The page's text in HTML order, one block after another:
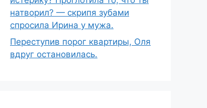
натворил? — скрипя зубами
спросила Ирина у мужа.
Переступив порог квартиры, Оля
вдруг остановилась.